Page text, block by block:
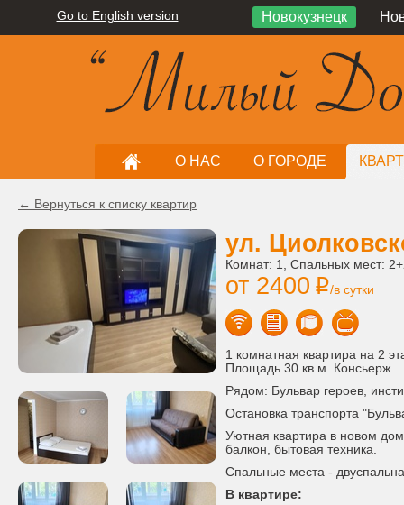
Go to English version Новокузнецк
О НАС О ГОРОДЕ
← Вернуться к списку квартир
ул.
Комнат: 1, Спальных мест:
от 2400 i/в сутки
1 комнатная квартира на 2
Площадь 30 кв.м. Консьерж.
Рядом: Бульвар героев,
Остановка транспорта
Уютная квартира в новом
балкон, бытовая техника.
Спальные места -
В квартире: